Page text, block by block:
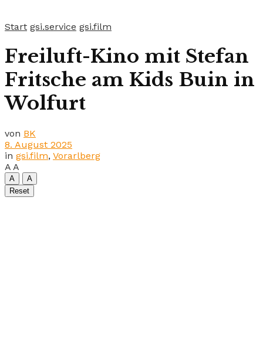
Start gsi.service gsi.film
Freiluft-Kino mit Stefan
Fritsche am Kids Buin in
Wolfurt
von BK
8. August 2025
in gsi.film, Vorarlberg
A A
A
A
Reset